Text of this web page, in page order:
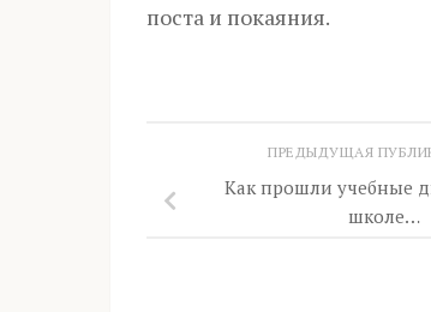
поста и покаяния.
ПРЕДЫДУЩАЯ
Как прошли учебные
школе…